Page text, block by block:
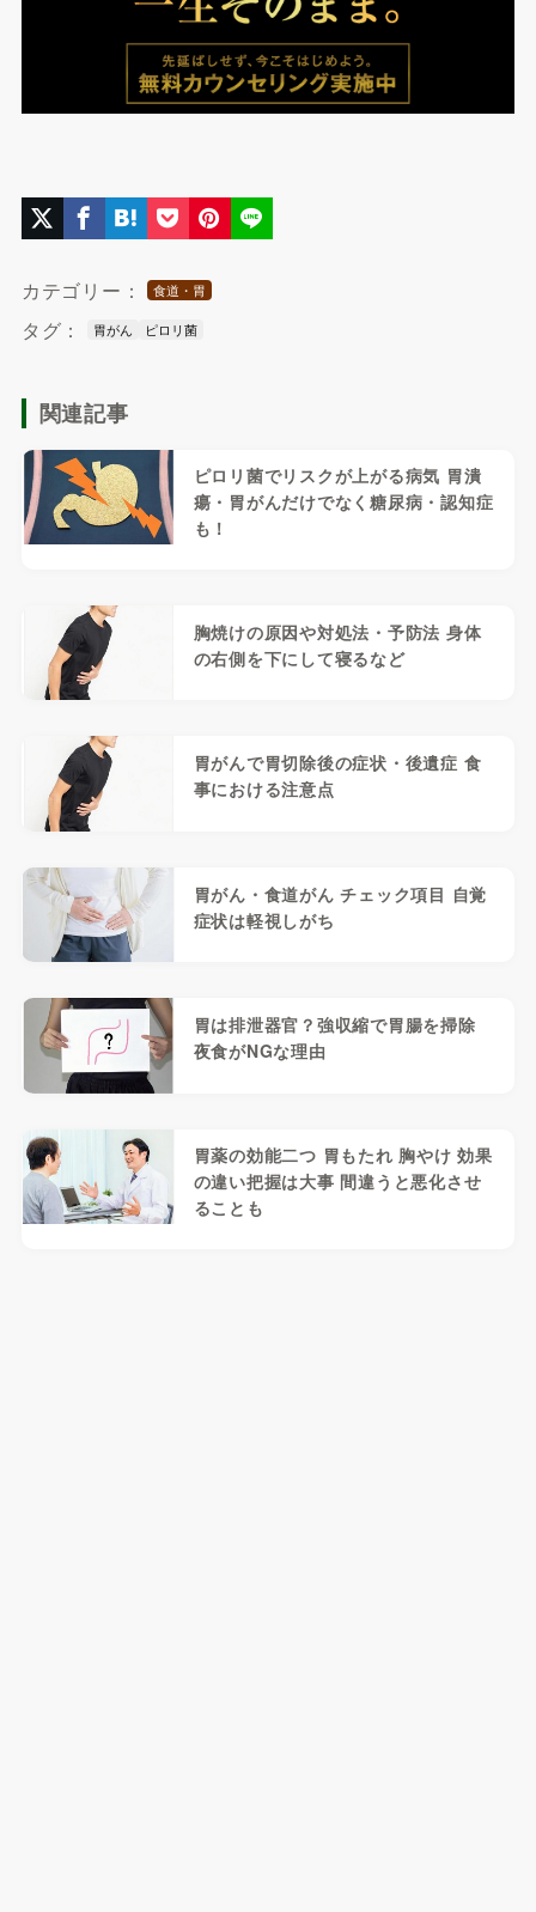
カテゴリー： 食道・胃
タグ： 胃がん ピロリ菌
関連記事
ピロリ菌でリスクが上がる病気 胃潰
瘍・胃がんだけでなく糖尿病・認知症
も！
胸焼けの原因や対処法・予防法 身体
の右側を下にして寝るなど
胃がんで胃切除後の症状・後遺症 食
事における注意点
胃がん・食道がん チェック項目 自覚
症状は軽視しがち
胃は排泄器官？強収縮で胃腸を掃除
夜食がNGな理由
胃薬の効能二つ 胃もたれ 胸やけ 効果
の違い把握は大事 間違うと悪化させ
ることも